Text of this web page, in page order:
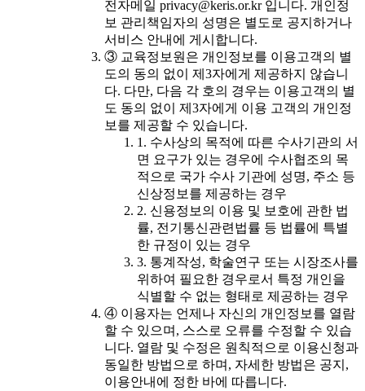
전자메일 privacy@keris.or.kr 입니다. 개인정
보 관리책임자의 성명은 별도로 공지하거나
서비스 안내에 게시합니다.
③ 교육정보원은 개인정보를 이용고객의 별
도의 동의 없이 제3자에게 제공하지 않습니
다. 다만, 다음 각 호의 경우는 이용고객의 별
도 동의 없이 제3자에게 이용 고객의 개인정
보를 제공할 수 있습니다.
1. 수사상의 목적에 따른 수사기관의 서
면 요구가 있는 경우에 수사협조의 목
적으로 국가 수사 기관에 성명, 주소 등
신상정보를 제공하는 경우
2. 신용정보의 이용 및 보호에 관한 법
률, 전기통신관련법률 등 법률에 특별
한 규정이 있는 경우
3. 통계작성, 학술연구 또는 시장조사를
위하여 필요한 경우로서 특정 개인을
식별할 수 없는 형태로 제공하는 경우
④ 이용자는 언제나 자신의 개인정보를 열람
할 수 있으며, 스스로 오류를 수정할 수 있습
니다. 열람 및 수정은 원칙적으로 이용신청과
동일한 방법으로 하며, 자세한 방법은 공지,
이용안내에 정한 바에 따릅니다.